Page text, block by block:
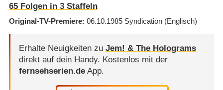
65Folgen in 3Staffeln
Original-TV-Premiere 06.10.1985 Syndication (Englisch)
Erhalte Neuigkeiten zu Jem! & The Holograms
direkt auf dein Handy. Kostenlos mit der
fernsehserien.deApp.